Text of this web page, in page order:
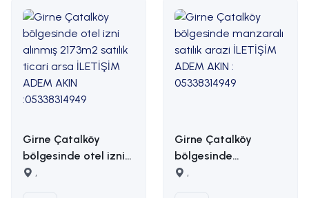
Girne Çatalköy
bölgesinde otel izni
alınmış 2173m2 satılık
,
Girne Çatalköy
bölgesinde
manzaralı satılık
,